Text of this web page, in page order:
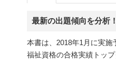
最新の出題傾向を分析！
本書は、2018年1月に実施
福祉資格の合格実績トッ